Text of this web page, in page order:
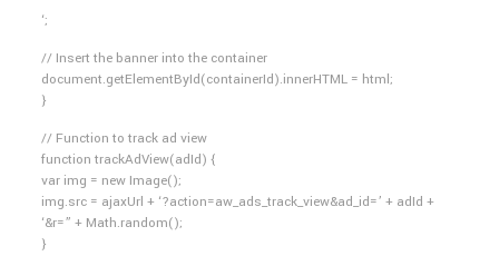
‘;
// Insert the banner into the container
document.getElementById(containerId).innerHTML = html;
}
// Function to track ad view
function trackAdView(adId) {
var img = new Image();
img.src = ajaxUrl + ‘?action=aw_ads_track_view&ad_id=’ + adId +
‘&r=” + Math.random();
}